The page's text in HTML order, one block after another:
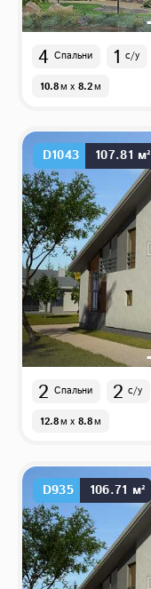
4 Спальни 1 с/у
10.8м x 8.2м
D1043 107.81 м²
2 Спальни 2 с/у
12.8м x 8.8м
D935 106.71 м²